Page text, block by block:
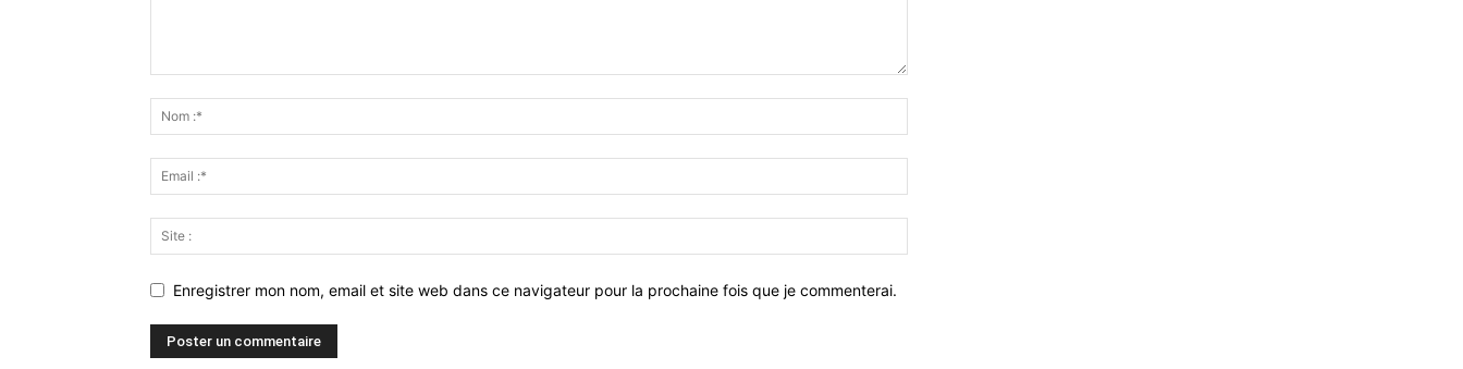
Enregistrer mon nom, email et site web dans ce navigateur pour la prochaine fois que je commenterai.